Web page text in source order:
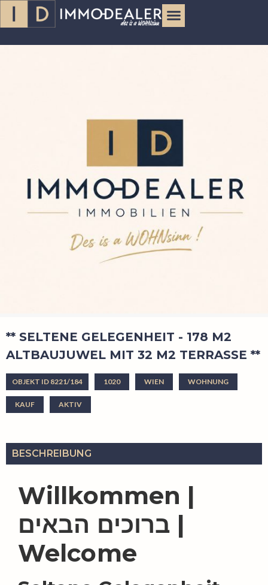
** SELTENE GELEGENHEIT - 178 M2
ALTBAUJUWEL MIT 32 M2 TERRASSE **
OBJEKT ID 8221/184 1020 WIEN WOHNUNG
KAUF AKTIV
BESCHREIBUNG
Willkommen |
ברוכים הבאים |
Welcome